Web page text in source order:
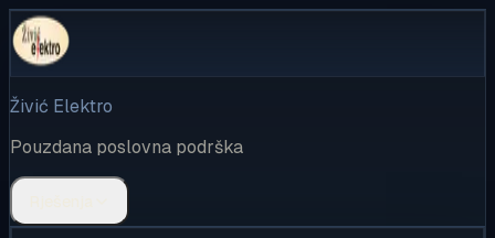
Živić Elektro
Pouzdana poslovna podrška